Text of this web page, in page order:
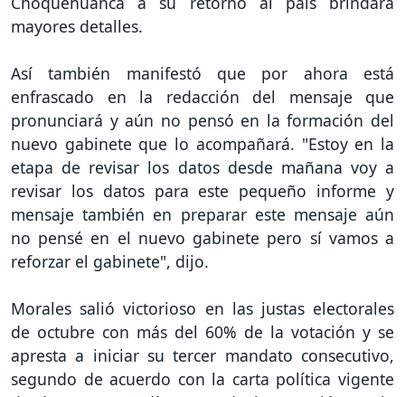
mayores detalles.
Así también manifestó que por ahora está
enfrascado en la redacción del mensaje que
pronunciará y aún no pensó en la formación del
nuevo gabinete que lo acompañará. "Estoy en la
etapa de revisar los datos desde mañana voy a
revisar los datos para este pequeño informe y
mensaje también en preparar este mensaje aún
no pensé en el nuevo gabinete pero sí vamos a
reforzar el gabinete", dijo.
Morales salió victorioso en las justas electorales
de octubre con más del 60% de la votación y se
apresta a iniciar su tercer mandato consecutivo,
segundo de acuerdo con la carta política vigente